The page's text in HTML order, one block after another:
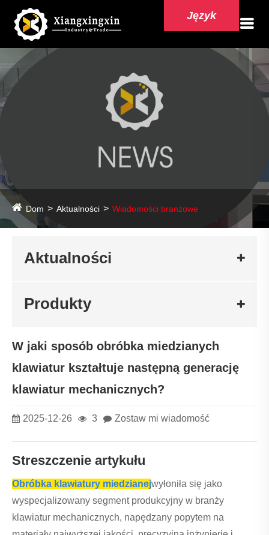
Język
Dom Aktualności Wiadomości branżowe
Aktualności
Produkty
W jaki sposób obróbka miedzianych
klawiatur kształtuje następną generację
klawiatur mechanicznych?
2025-12-26 3 Zostaw mi wiadomość
Streszczenie artykułu
Obróbka klawiatury miedzianejwyłoniła się jako
wyspecjalizowany segment produkcyjny w branży
klawiatur mechanicznych, napędzany popytem na